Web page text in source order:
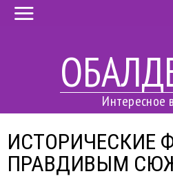
Интересное
ИСТОРИЧЕСКИЕ
ПРАВДИВЫМ